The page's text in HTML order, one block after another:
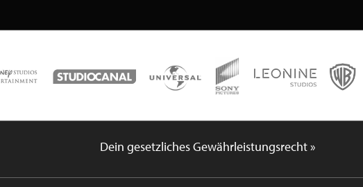
Dein gesetzliches Gewährleistungsrecht »